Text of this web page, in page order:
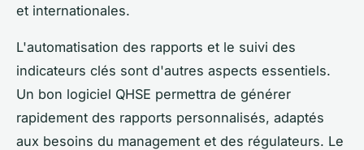
et internationales.
L'automatisation des rapports et le suivi des
indicateurs clés sont d'autres aspects essentiels.
Un bon logiciel QHSE permettra de générer
rapidement des rapports personnalisés, adaptés
aux besoins du management et des régulateurs. Le